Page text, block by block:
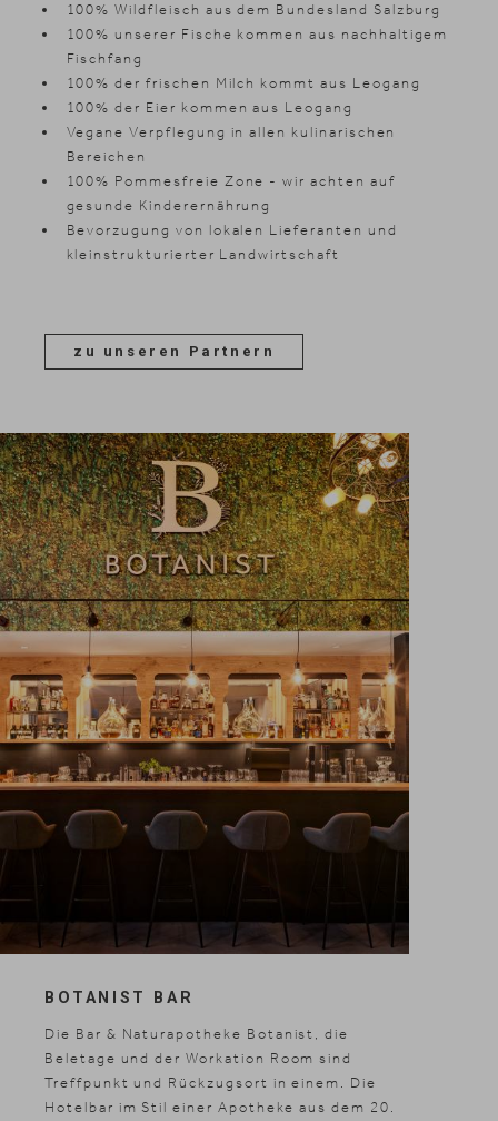
100% Wildfleisch aus dem Bundesland Salzburg
100% unserer Fische kommen aus nachhaltigem
Fischfang
100% der frischen Milch kommt aus Leogang
100% der Eier kommen aus Leogang
Vegane Verpflegung in allen kulinarischen
Bereichen
100% Pommesfreie Zone - wir achten auf
gesunde Kinderernährung
Bevorzugung von lokalen Lieferanten und
kleinstrukturierter Landwirtschaft
zu unseren Partnern
BOTANIST BAR
Die Bar & Naturapotheke Botanist, die
Beletage und der Workation Room sind
Treffpunkt und Rückzugsort in einem. Die
Hotelbar im Stil einer Apotheke aus dem 20.